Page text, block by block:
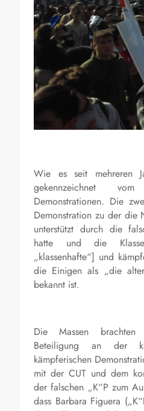
Wie es seit mehreren
gekennzeichnet
Demonstrationen. Die
Demonstration zu der die
unterstützt durch die
hatte und die
„klassenhafte“] und
die Einigen als „die
bekannt ist.
Die Massen
Beteiligung an der
kämpferischen
mit der CUT und dem
der falschen „K“P zum
dass Barbara Figuera